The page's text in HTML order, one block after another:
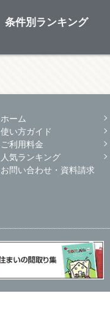
条件別ランキング
ホーム
使い方ガイド
ご利用料金
人気ランキング
お問い合わせ・資料請求